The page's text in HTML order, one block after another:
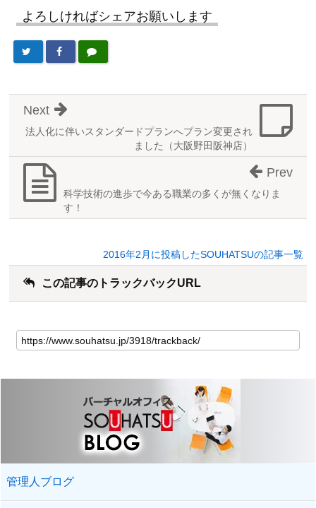
よろしければシェアお願いします
法人化に伴いスタンダードプランへプラン変更され
ました（大阪野田阪神店）
Next
科学技術の進歩で今ある職業の多くが無くなりま
す！
Prev
2016年2月に投稿したSOUHATSUの記事一覧
この記事のトラックバックURL
管理人ブログ